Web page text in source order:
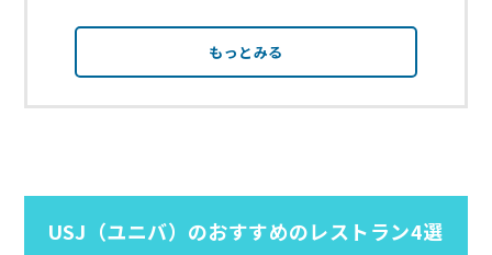
もっとみる
USJ（ユニバ）のおすすめのレストラン4選